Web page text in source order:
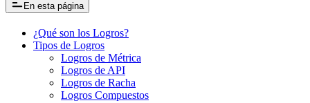
En esta página
¿Qué son los Logros?
Tipos de Logros
Logros de Métrica
Logros de API
Logros de Racha
Logros Compuestos